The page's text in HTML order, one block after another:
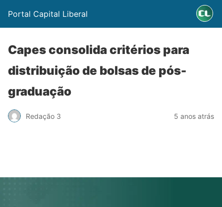
Portal Capital Liberal
Capes consolida critérios para
distribuição de bolsas de pós-
graduação
Redação 3 5 anos atrás